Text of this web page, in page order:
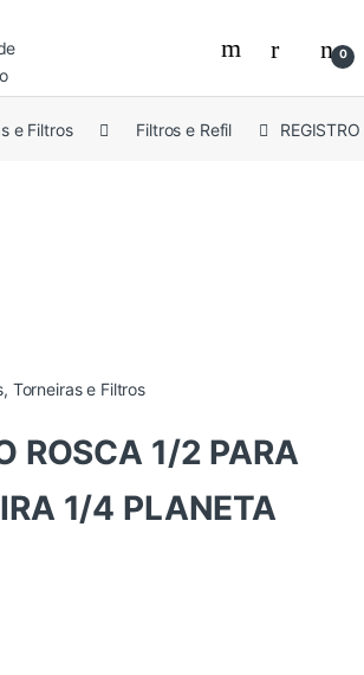
0
e Filtros Filtros e Refil
, Torneiras e Filtros
ROSCA 1/2 PARA
1/4 PLANETA